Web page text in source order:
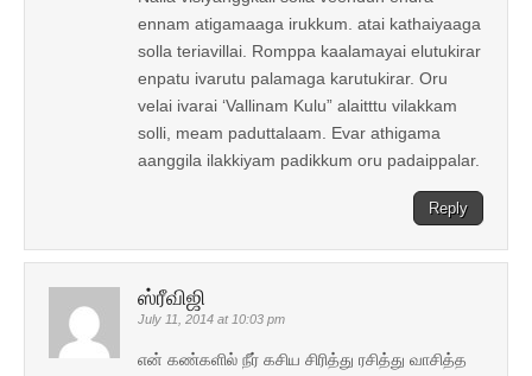
ennam atigamaaga irukkum. atai kathaiyaaga
solla teriavillai. Romppa kaalamayai elutukirar
enpatu ivarutu palamaga karutukirar. Oru
velai ivarai ‘Vallinam Kulu” alaitttu vilakkam
solli, meam paduttalaam. Evar athigama
aanggila ilakkiyam padikkum oru padaippalar.
Reply
ஸ்ரீவிஜி
July 11, 2014 at 10:03 pm
என் கண்களில் நீர் கசிய சிரித்து ரசித்து வாசித்த